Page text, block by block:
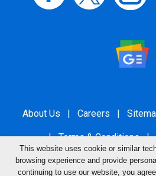
About Us | Careers |
| Terms & Conditions |
Grievance
This website uses cookie or similar
browsing experience and provide
continuing to use our website, you